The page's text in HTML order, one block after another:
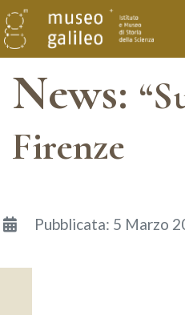
News:
Firenze
DettagliPubblicata: 5 Marzo